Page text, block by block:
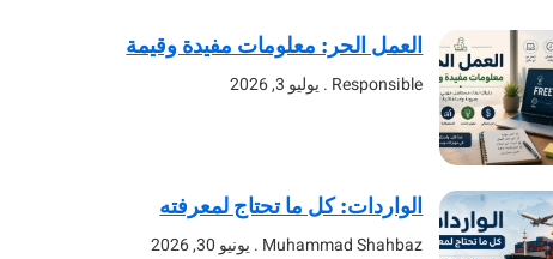
العمل الحر: معلومات مفيدة وقيمة
Responsible يوليو 3, 2026
الواردات: كل ما تحتاج لمعرفته
Muhammad Shahbaz يونيو 30, 2026